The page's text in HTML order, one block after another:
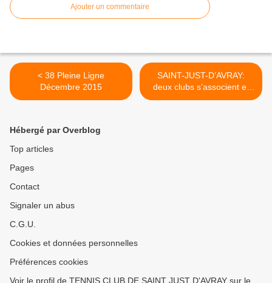
Ajouter un commentaire
< 38 Pleine Ligne
Décembre 2015
SAINT-JUST-D’AVRAY:
deux clubs s’associent et
mutualisent leurs moyens >
Hébergé par Overblog
Top articles
Pages
Contact
Signaler un abus
C.G.U.
Cookies et données personnelles
Préférences cookies
Voir le profil de TENNIS CLUB DE SAINT JUST D'AVRAY sur le